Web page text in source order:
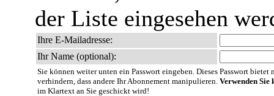
der Liste eingesehen
Ihre E-Mailadresse:
Ihr Name (optional):
Sie können weiter unten ein Passwort eingeben. Dieses Passwort
verhindern, dass andere Ihr Abonnement manipulieren. Verwenden Sie
im Klartext an Sie geschickt wird!